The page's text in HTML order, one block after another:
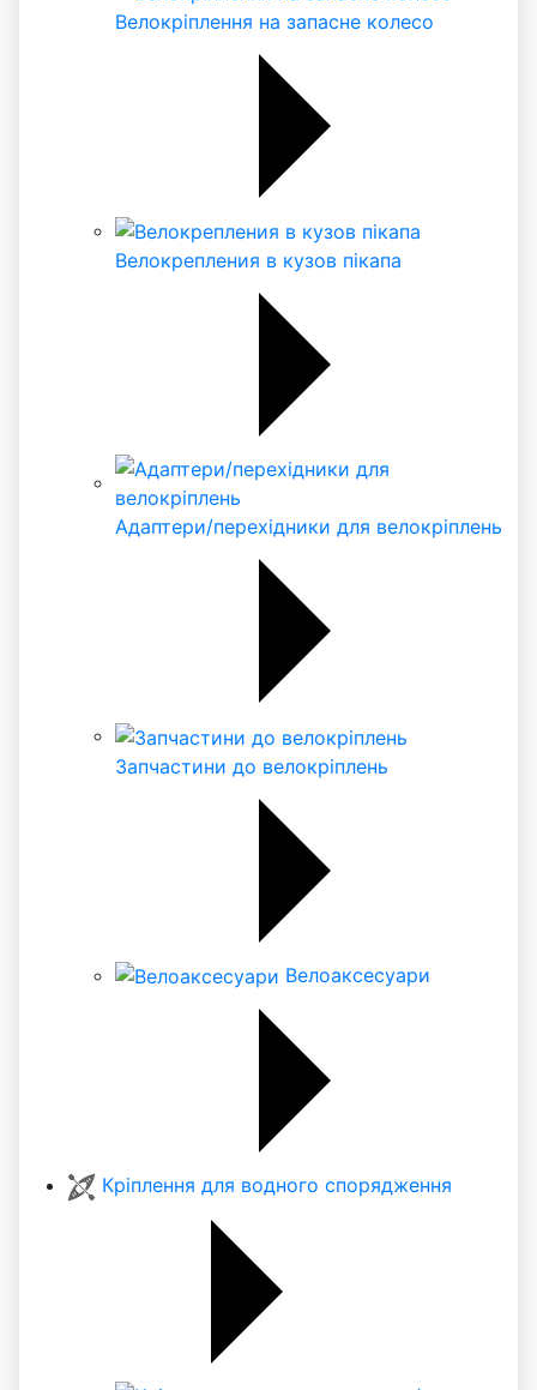
Велокріплення на запасне колесо
Велокрепления в кузов пікапа
Адаптери/перехідники для велокріплень
Запчастини до велокріплень
Велоаксесуари
Кріплення для водного спорядження